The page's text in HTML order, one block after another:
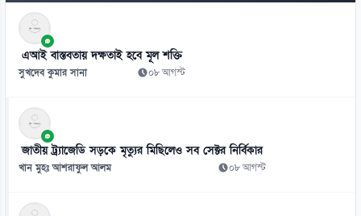
৭
সাভারে বিএনপি নেতাকে হত্যার হুমকি, ব্যাগে গুলি-কাফন
০৮ আগস্ট
সাড়ে ৬ বছরে মোটরসাইকেল দুর্ঘটনায় নিহত ১৫৭১২
০৮ আগস্ট
এআই বাস্তবতায় দক্ষতাই হবে মূল শক্তি
সুখদেব কুমার সানা ০৮ আগস্ট
জাতীয় ট্র্যাজেডি সড়কে মৃত্যুর মিছিলেও সব সেক্টর নির্বিকার
খান মুহঃ আশরাফুল আলম ০৮ আগস্ট